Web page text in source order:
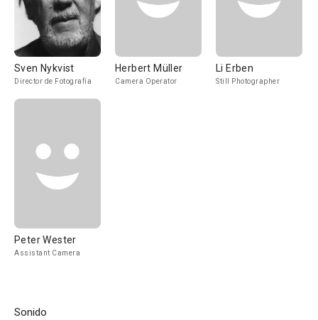
Sven Nykvist
Director de Fotografía
Herbert Müller
Camera Operator
Li Erben
Still Photographer
Peter Wester
Assistant Camera
Sonido